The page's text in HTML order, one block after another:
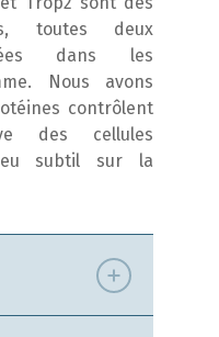
toutes deux
dans les
Nous avons
contrôlent
des cellules
subtil sur la